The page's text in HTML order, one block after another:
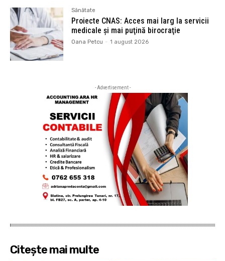
Sănătate
Proiecte CNAS: Acces mai larg la servicii
medicale și mai puţină birocraţie
Oana Petcu - 1 august 2026
- Advertisement -
Citește mai multe